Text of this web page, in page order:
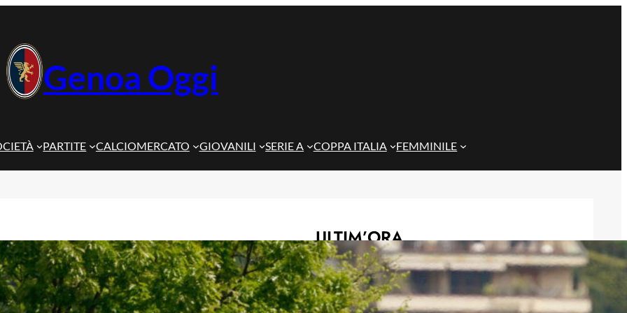
Genoa Oggi
PARTITE CALCIOMERCATO GIOVANILI SERIE A COPPA ITALIA FEMMINILE
ULTIM’ORA
Corsa a tre per Piccoli, il Bologna
prova a superare il Genoa con
un’offerta definitiva